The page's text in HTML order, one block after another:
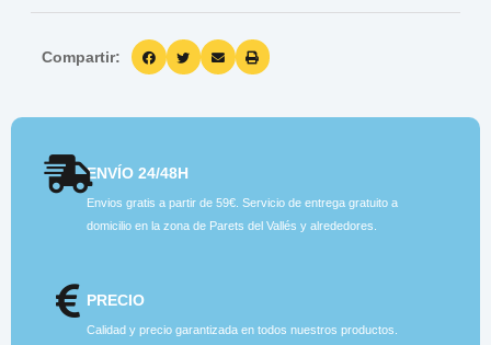
Compartir:
ENVÍO 24/48H
Envios gratis a partir de 59€. Servicio de entrega gratuito a
domicilio en la zona de Parets del Vallés y alrededores.
PRECIO
Calidad y precio garantizada en todos nuestros productos.